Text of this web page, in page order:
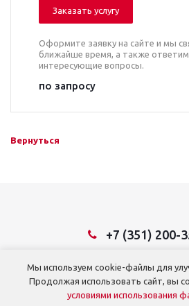
Заказать услугу
Оформите заявку на сайте и мы
ближайше время, а также ответим
интересующие вопросы.
по запросу
Вернуться
+7 (351) 200-
© 2026 ООО ТД
г. Челябинск, Троицкий
Мы используем cookie-файлы для
Продолжая использовать сайт, вы
условиями использования